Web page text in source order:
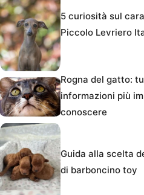
5 curiosità sul
Piccolo Levriero
Rogna del gatto:
informazioni più
conoscere
Guida alla scelta
di barboncino toy